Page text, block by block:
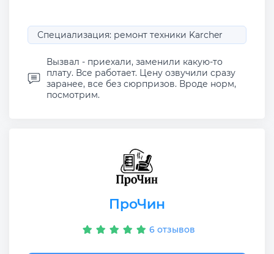
Специализация: ремонт техники Karcher
Вызвал - приехали, заменили какую-то
плату. Все работает. Цену озвучили сразу
заранее, все без сюрпризов. Вроде норм,
посмотрим.
ПроЧин
6 отзывов